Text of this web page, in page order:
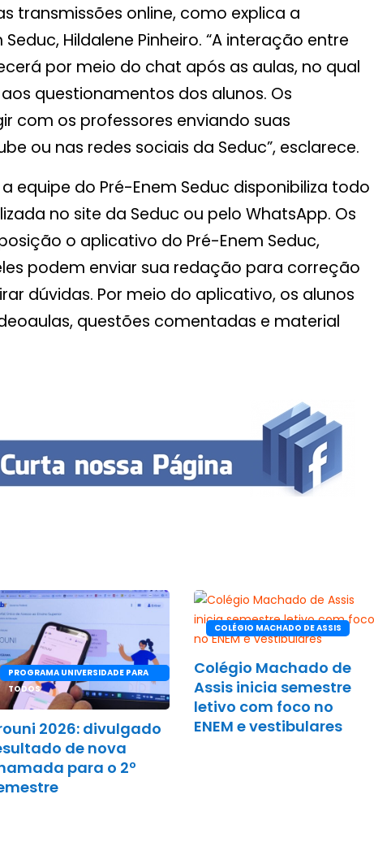
transmissões online, como explica a
Hildalene Pinheiro. “A interação entre
por meio do chat após as aulas, no qual
questionamentos dos alunos. Os
com os professores enviando suas
ou nas redes sociais da Seduc”, esclarece.
equipe do Pré-Enem Seduc disponibiliza todo
no site da Seduc ou pelo WhatsApp. Os
o aplicativo do Pré-Enem Seduc,
podem enviar sua redação para correção
dúvidas. Por meio do aplicativo, os alunos
questões comentadas e material
PROGRAMA UNIVERSIDADE PARA
TODOS
2026: divulgado
de nova
para o 2º
COLÉGIO MACHADO DE ASSIS
Colégio Machado de
Assis inicia semestre
letivo com foco no
ENEM e vestibulares